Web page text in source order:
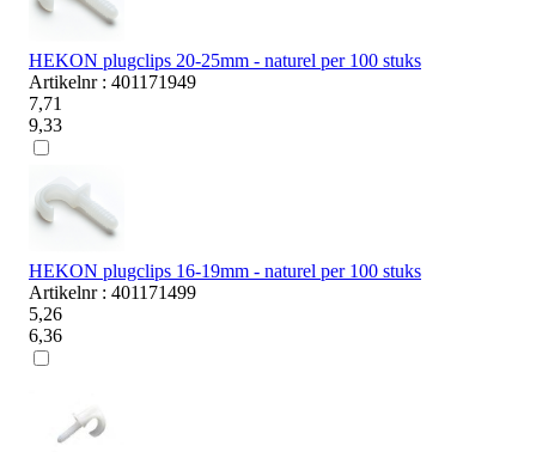
HEKON plugclips 20-25mm - naturel per 100 stuks
Artikelnr : 401171949
7,71
9,33
HEKON plugclips 16-19mm - naturel per 100 stuks
Artikelnr : 401171499
5,26
6,36